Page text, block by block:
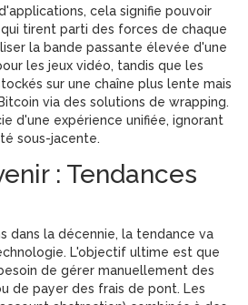
cela signifie pouvoir
tirent parti des forces de chaque
la bande passante élevée d'une
les jeux vidéo, tandis que les
sur une chaîne plus lente mais
via des solutions de wrapping.
d'une expérience unifiée, ignorant
sous-jacente.
: Tendances
dans la décennie, la tendance va
L'objectif ultime est que
de gérer manuellement des
de payer des frais de pont. Les